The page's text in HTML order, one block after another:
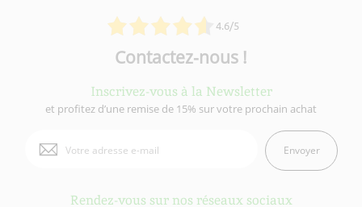
4.6/5
Contactez-nous !
Inscrivez-vous à la Newsletter
et profitez d’une remise de 15% sur votre prochain achat
Envoyer
Rendez-vous sur nos réseaux sociaux